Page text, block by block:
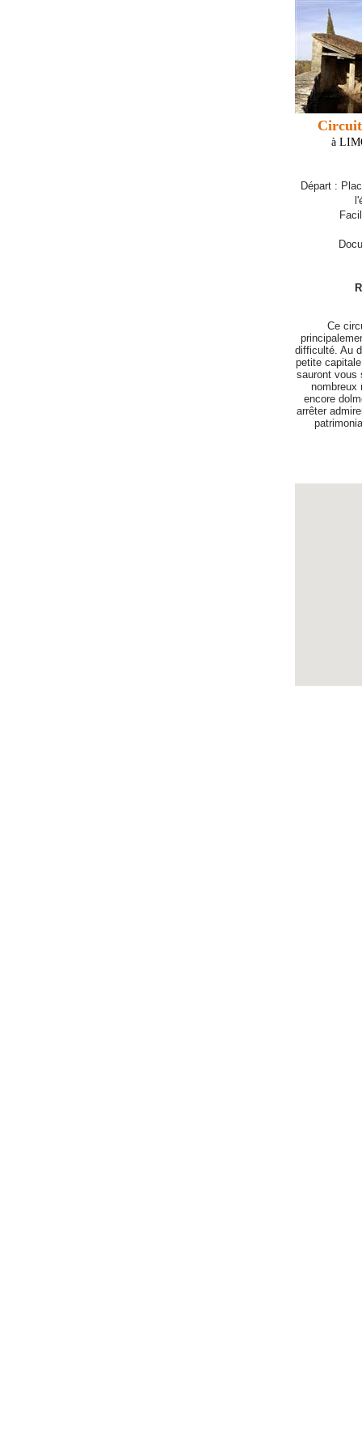
à
Départ :
Ce
difficulté. Au
petite
sauront vous
nombreux
encore
arrêter